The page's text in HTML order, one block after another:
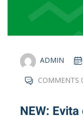
ADMIN
COMMENTS
NEW: